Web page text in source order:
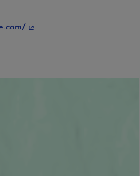
- Cet hyperlien s'ouvrira dans